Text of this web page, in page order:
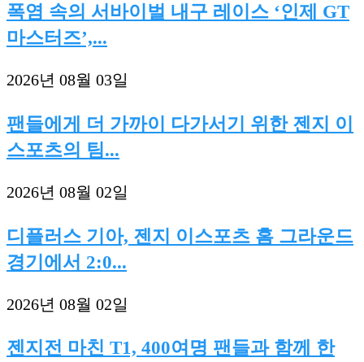
폭염 속의 서바이벌 내구 레이스 ‘인제 GT
마스터즈’,...
2026년 08월 03일
팬들에게 더 가까이 다가서기 위한 젠지 이
스포츠의 팀...
2026년 08월 02일
디플러스 기아, 젠지 이스포츠 홈 그라운드
경기에서 2:0...
2026년 08월 02일
젠지전 마친 T1, 400여명 팬들과 함께 한